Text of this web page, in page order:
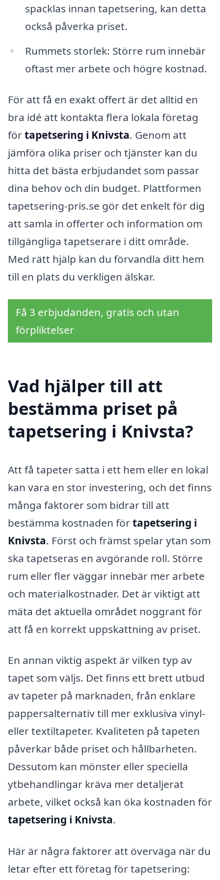
spacklas innan tapetsering, kan detta
också påverka priset.
Rummets storlek: Större rum innebär
oftast mer arbete och högre kostnad.
För att få en exakt offert är det alltid en
bra idé att kontakta flera lokala företag
förtapetsering i Knivsta. Genom att
jämföra olika priser och tjänster kan du
hitta det bästa erbjudandet som passar
dina behov och din budget. Plattformen
tapetsering-pris.se gör det enkelt för dig
att samla in offerter och information om
tillgängliga tapetserare i ditt område.
Med rätt hjälp kan du förvandla ditt hem
till en plats du verkligen älskar.
Få 3 erbjudanden, gratis och utan
förpliktelser
Vad hjälper till att
bestämma priset på
tapetsering i Knivsta?
Att få tapeter satta i ett hem eller en lokal
kan vara en stor investering, och det finns
många faktorer som bidrar till att
bestämma kostnaden förtapetsering i
Knivsta. Först och främst spelar ytan som
ska tapetseras en avgörande roll. Större
rum eller fler väggar innebär mer arbete
och materialkostnader. Det är viktigt att
mäta det aktuella området noggrant för
att få en korrekt uppskattning av priset.
En annan viktig aspekt är vilken typ av
tapet som väljs. Det finns ett brett utbud
av tapeter på marknaden, från enklare
pappersalternativ till mer exklusiva vinyl-
eller textiltapeter. Kvaliteten på tapeten
påverkar både priset och hållbarheten.
Dessutom kan mönster eller speciella
ytbehandlingar kräva mer detaljerat
arbete, vilket också kan öka kostnaden för
tapetsering i Knivsta.
Här är några faktorer att överväga när du
letar efter ett företag för tapetsering: